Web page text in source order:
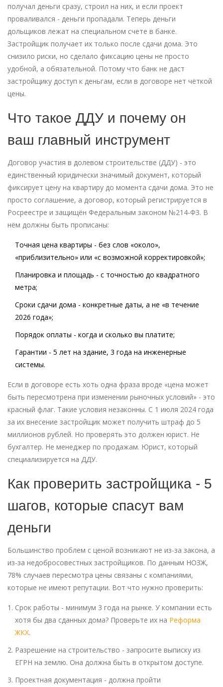
получал деньги сразу, строил на них, и если проект
проваливался - деньги пропадали. Теперь деньги
дольщиков лежат на специальном счете в банке.
Застройщик получает их только после сдачи дома. Это
снизило риски, но сделало фиксацию цены не просто
удобной, а обязательной. Потому что банк не даст
застройщику доступ к деньгам, если в договоре нет чёткой
цены.
Что такое ДДУ и почему он
ваш главный инструмент
Договор участия в долевом строительстве (ДДУ) - это
единственный юридически значимый документ, который
фиксирует цену на квартиру до момента сдачи дома. Это не
просто соглашение, а договор, который регистрируется в
Росреестре и защищён Федеральным законом №214-ФЗ. В
нём должны быть прописаны:
Точная цена квартиры - без слов «около»,
«приблизительно» или «с возможной корректировкой»;
Планировка и площадь - с точностью до квадратного
метра;
Сроки сдачи дома - конкретные даты, а не «в течение
2026 года»;
Порядок оплаты - когда и сколько вы платите;
Гарантии - 5 лет на здание, 3 года на инженерные
системы.
Если в договоре есть хоть одна фраза вроде «цена может
быть пересмотрена при изменении рыночных условий» - это
красный флаг. Такие условия незаконны. С 1 июля 2024 года
за их внесение застройщик может получить штраф до 5
миллионов рублей. Но проверять это должен юрист. Не
бухгалтер. Не менеджер по продажам. Юрист, который
специализируется на ДДУ.
Как проверить застройщика - 5
шагов, которые спасут вам
деньги
Большинство проблем с ценой возникают не из-за закона, а
из-за недобросовестных застройщиков. По данным НОЗЖ,
78% случаев пересмотра цены связаны с компаниями,
которые не имеют репутации. Вот что нужно проверить:
Срок работы - минимум 3 года на рынке. У компании есть
хотя бы два сданных дома? Проверьте их на Реформа
ЖКХ.
Разрешение на строительство - запросите выписку из
ЕГРН на землю. Она должна быть в открытом доступе.
Проектная документация - должна пройти